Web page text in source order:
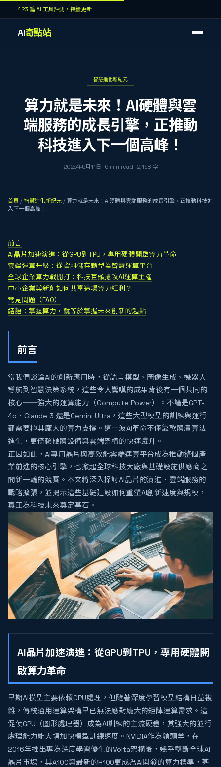
423 篇 AI 工具評測，持續更新
AI奇點站
智慧進化新紀元
算力就是未來！AI硬體與雲
端服務的成長引擎，正推動
科技進入下一個高峰！
2025年5月11日 · 6 min read · 2,168 字
首頁 / 智慧進化新紀元 / 算力就是未來！AI硬體與雲端服務的成長引擎，正推動科技進
入下一個高峰！
前言
AI晶片加速演進：從GPU到TPU，專用硬體開啟算力革命
雲端運算升級：從資料儲存轉型為智慧運算平台
全球企業算力戰開打：科技巨頭搶攻AI運算主權
中小企業與新創如何共享這場算力紅利？
常見問題（FAQ）
結語：掌握算力，就等於掌握未來創新的起點
前言
當我們談論AI的創新應用時，從語言模型、圖像生成、機器人
導航到智慧決策系統，這些令人驚嘆的成果背後有一個共同的
核心──強大的運算能力（Compute Power）。不論是GPT-
4o、Claude 3 還是Gemini Ultra，這些大型模型的訓練與運行
都需要極其龐大的算力支撐。這一波AI革命不僅靠軟體演算法
進化，更倚賴硬體設備與雲端架構的快速躍升。
正因如此，AI專用晶片與高效能雲端運算平台成為推動整個產
業前進的核心引擎，也掀起全球科技大廠與基礎設施供應商之
間新一輪的競賽。本文將深入探討AI晶片的演進、雲端服務的
戰略擴張，並揭示這些基礎建設如何重塑AI創新速度與規模，
真正為科技未來奠定基石。
AI晶片加速演進：從GPU到TPU，專用硬體開
啟算力革命
早期AI模型主要依賴CPU處理，但隨著深度學習模型結構日益複
雜，傳統通用運算架構早已無法應對龐大的矩陣運算需求。這
促使GPU（圖形處理器）成為AI訓練的主流硬體，其強大的並行
處理能力能大幅加快模型訓練速度。NVIDIA作為領頭羊，在
2016年推出專為深度學習優化的Volta架構後，幾乎壟斷全球AI
晶片市場，其A100與最新的H100更成為AI開發的算力標準，甚